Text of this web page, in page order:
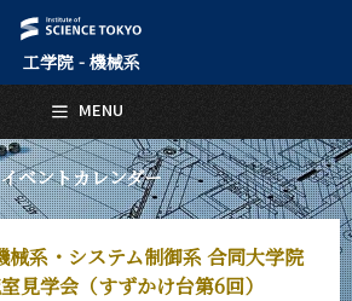
工学院 - 機械系
イベントカレンダー
械系・システム制御系 合同大学院
見学会（すずかけ台第6回）
MENU
English